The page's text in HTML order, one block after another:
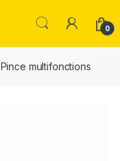
0
Pince multifonctions